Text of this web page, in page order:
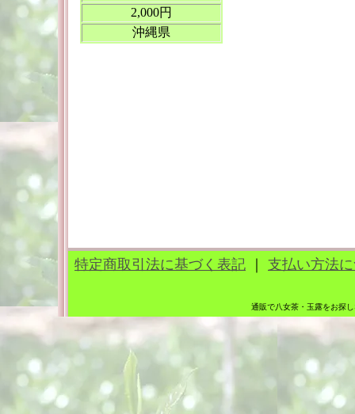
2,000円
沖縄県
特定商取引法に基づく表記 支払い方法
通販で八女茶・玉露をお探